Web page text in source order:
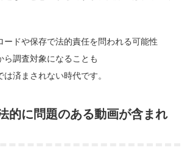
ードや保存で法的責任を問われる可能性
ら調査対象になることも
済まされない時代です。
的に問題のある動画が含まれ